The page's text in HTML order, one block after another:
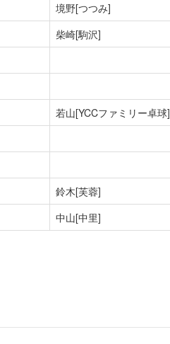
境野[つつみ]
柴崎[駒沢]
若山[YCCファミリー卓球]
鈴木[芙蓉]
中山[中里]